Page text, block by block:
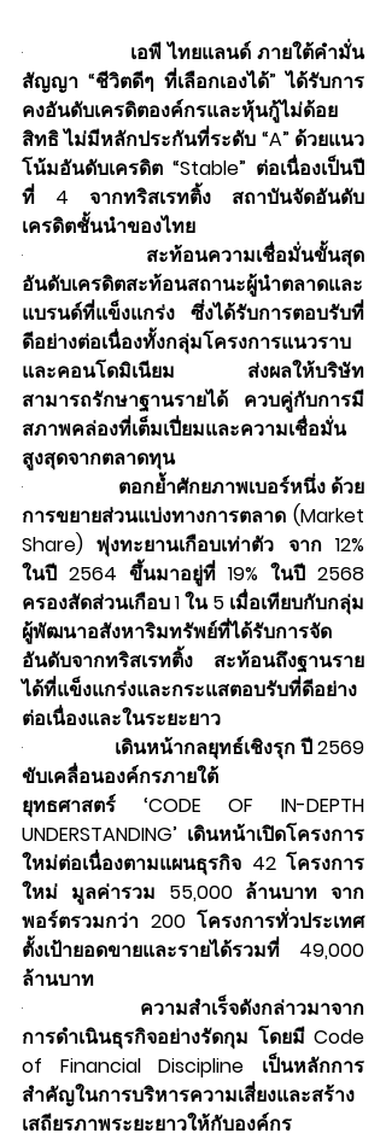
· เอพี ไทยแลนด์ ภายใต้คำมั่น
สัญญา “ชีวิตดีๆ ที่เลือกเองได้” ได้รับการ
คงอันดับเครดิตองค์กรและหุ้นกู้ไม่ด้อย
สิทธิ ไม่มีหลักประกันที่ระดับ “A” ด้วยแนว
โน้มอันดับเครดิต “Stable” ต่อเนื่องเป็นปี
ที่ 4 จากทริสเรทติ้ง สถาบันจัดอันดับ
เครดิตชั้นนำของไทย
· สะท้อนความเชื่อมั่นขั้นสุด
อันดับเครดิตสะท้อนสถานะผู้นำตลาดและ
แบรนด์ที่แข็งแกร่ง ซึ่งได้รับการตอบรับที่
ดีอย่างต่อเนื่องทั้งกลุ่มโครงการแนวราบ
และคอนโดมิเนียม ส่งผลให้บริษัท
สามารถรักษาฐานรายได้ ควบคู่กับการมี
สภาพคล่องที่เต็มเปี่ยมและความเชื่อมั่น
สูงสุดจากตลาดทุน
· ตอกย้ำศักยภาพเบอร์หนึ่ง ด้วย
การขยายส่วนแบ่งทางการตลาด (Market
Share) พุ่งทะยานเกือบเท่าตัว จาก 12%
ในปี 2564 ขึ้นมาอยู่ที่ 19% ในปี 2568
ครองสัดส่วนเกือบ 1 ใน 5 เมื่อเทียบกับกลุ่ม
ผู้พัฒนาอสังหาริมทรัพย์ที่ได้รับการจัด
อันดับจากทริสเรทติ้ง สะท้อนถึงฐานราย
ได้ที่แข็งแกร่งและกระแสตอบรับที่ดีอย่าง
ต่อเนื่องและในระยะยาว
· เดินหน้ากลยุทธ์เชิงรุก ปี 2569
ขับเคลื่อนองค์กรภายใต้
ยุทธศาสตร์ ‘CODE OF IN-DEPTH
UNDERSTANDING’ เดินหน้าเปิดโครงการ
ใหม่ต่อเนื่องตามแผนธุรกิจ 42 โครงการ
ใหม่ มูลค่ารวม 55,000 ล้านบาท จาก
พอร์ตรวมกว่า 200 โครงการทั่วประเทศ
ตั้งเป้ายอดขายและรายได้รวมที่ 49,000
ล้านบาท
· ความสำเร็จดังกล่าวมาจาก
การดำเนินธุรกิจอย่างรัดกุม โดยมี Code
of Financial Discipline เป็นหลักการ
สำคัญในการบริหารความเสี่ยงและสร้าง
เสถียรภาพระยะยาวให้กับองค์กร